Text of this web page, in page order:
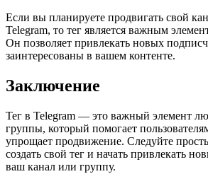
Если вы планируете продвигать свой
Telegram, то тег является важным
Он позволяет привлекать новых
заинтересованы в вашем контенте.
Заключение
Тег в Telegram — это важный элемент
группы, который помогает
упрощает продвижение. Следуйте
создать свой тег и начать привлекать
ваш канал или группу.